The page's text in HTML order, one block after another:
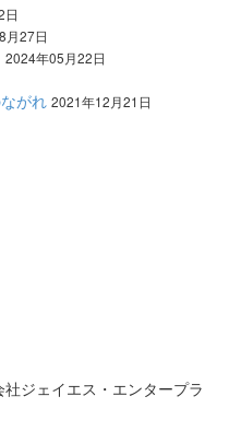
日
月27日
2024年05月22日
がれ 2021年12月21日
ジェイエス・エンタープラ